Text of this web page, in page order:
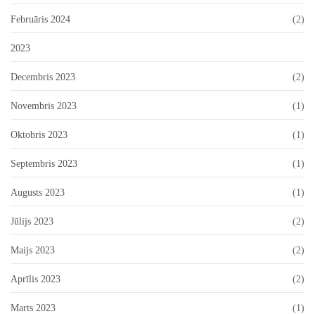
Februāris 2024 (2)
2023
Decembris 2023 (2)
Novembris 2023 (1)
Oktobris 2023 (1)
Septembris 2023 (1)
Augusts 2023 (1)
Jūlijs 2023 (2)
Maijs 2023 (2)
Aprīlis 2023 (2)
Marts 2023 (1)